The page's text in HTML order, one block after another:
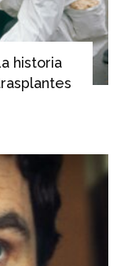
historia